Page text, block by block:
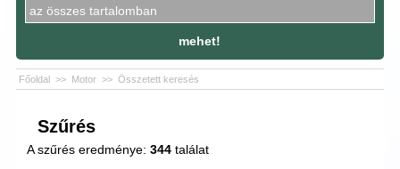
mehet!
Főoldal >> Motor >> Összetett keresés
Szűrés
A szűrés eredménye:344 találat